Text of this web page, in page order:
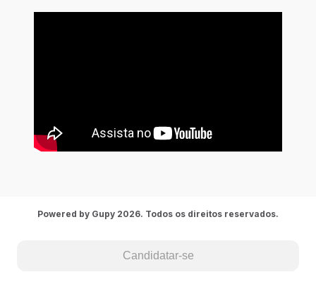
Candidatar-se
Powered by Gupy 2026. Todos os direitos reservados.